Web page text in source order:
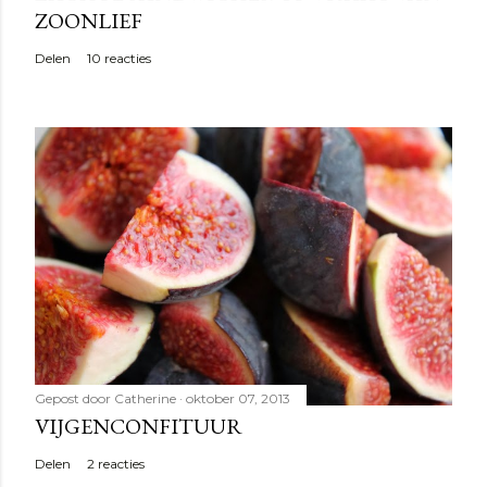
e
ZOONLIEF
Delen 10 reacties
Gepost door Catherine oktober 07, 2013
VIJGENCONFITUUR
Delen 2 reacties